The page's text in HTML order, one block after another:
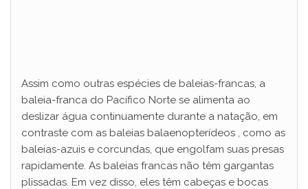
Assim como outras espécies de baleias-francas, a
baleia-franca do Pacífico Norte se alimenta ao
deslizar água continuamente durante a natação, em
contraste com as baleias balaenopterídeos , como as
baleias-azuis e corcundas, que engolfam suas presas
rapidamente. As baleias francas não têm gargantas
plissadas. Em vez disso, eles têm cabeças e bocas